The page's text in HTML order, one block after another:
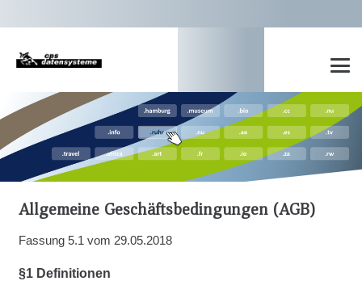
Allgemeine Geschäftsbedingungen (AGB)
Fassung 5.1 vom 29.05.2018
§1 Definitionen